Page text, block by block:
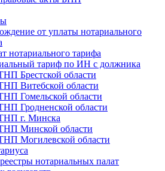
от уплаты нотариального
нотариального тарифа
тариф по ИН с должника
Брестской области
Витебской области
Гомельской области
Гродненской области
г. Минска
Минской области
Могилевской области
нотариальных палат